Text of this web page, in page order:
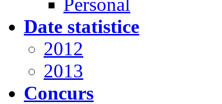
Date statistice
2012
2013
Concurs